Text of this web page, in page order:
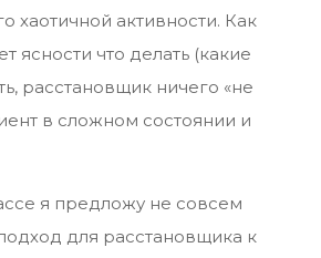
хаотичной активности. Как
ясности что делать (какие
расстановщик ничего «не
в сложном состоянии и
я предложу не совсем
для расстановщика к